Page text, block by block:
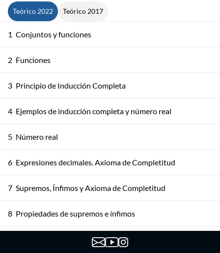
Teórico 2022 Teórico 2017
1 Conjuntos y funciones
2 Funciones
3 Principio de Inducción Completa
4 Ejemplos de inducción completa y número real
5 Número real
6 Expresiones decimales. Axioma de Completitud
7 Supremos, Ínfimos y Axioma de Completitud
8 Propiedades de supremos e ínfimos
Propiedades de ínfimos y supremos. Más consecuencias
del axioma de completitud